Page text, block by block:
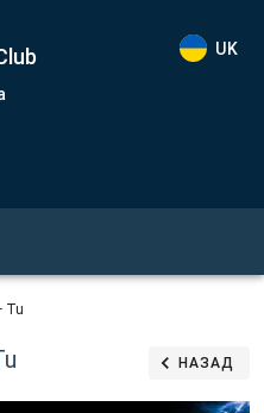
UK
Tu
НАЗАД